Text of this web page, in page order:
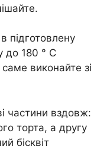
підготовлену
до 180 ° С
виконайте зі
частини вздовж:
торта, а другу
бісквіт